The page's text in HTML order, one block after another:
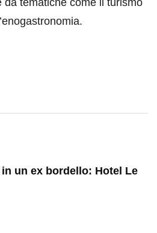
da tematiche come il turismo
un ex bordello: Hotel Le